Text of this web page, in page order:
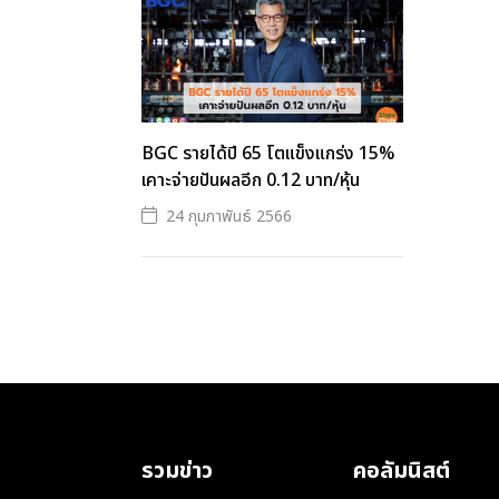
BGC รายได้ปี 65 โตแข็งแกร่ง 15%
เคาะจ่ายปันผลอีก 0.12 บาท/หุ้น
24 กุมภาพันธ์ 2566
รวมข่าว คอลัมนิสต์